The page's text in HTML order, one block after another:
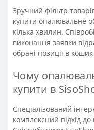
Зручний фільтр
купити опалювальне
кілька хвилин.
виконання заявки
обрані позиції в
Чому
купити в
Спеціалізований
комплексний підхід